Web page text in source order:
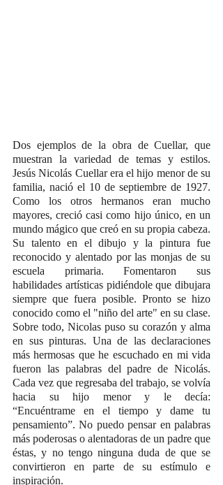
Dos ejemplos de la obra de Cuellar, que
muestran la variedad de temas y estilos.
Jesús Nicolás Cuellar era el hijo menor de su
familia, nació el 10 de septiembre de 1927.
Como los otros hermanos eran mucho
mayores, creció casi como hijo único, en un
mundo mágico que creó en su propia cabeza.
Su talento en el dibujo y la pintura fue
reconocido y alentado por las monjas de su
escuela primaria. Fomentaron sus
habilidades artísticas pidiéndole que dibujara
siempre que fuera posible. Pronto se hizo
conocido como el "niño del arte" en su clase.
Sobre todo, Nicolas puso su corazón y alma
en sus pinturas. Una de las declaraciones
más hermosas que he escuchado en mi vida
fueron las palabras del padre de Nicolás.
Cada vez que regresaba del trabajo, se volvía
hacia su hijo menor y le decía:
“Encuéntrame en el tiempo y dame tu
pensamiento”. No puedo pensar en palabras
más poderosas o alentadoras de un padre que
éstas, y no tengo ninguna duda de que se
convirtieron en parte de su estímulo e
inspiración.